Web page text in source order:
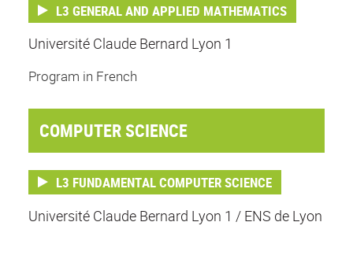
L3 GENERAL AND APPLIED MATHEMATICS
Université Claude Bernard Lyon 1
Program in French
COMPUTER SCIENCE
L3 FUNDAMENTAL COMPUTER SCIENCE
Université Claude Bernard Lyon 1 / ENS de Lyon